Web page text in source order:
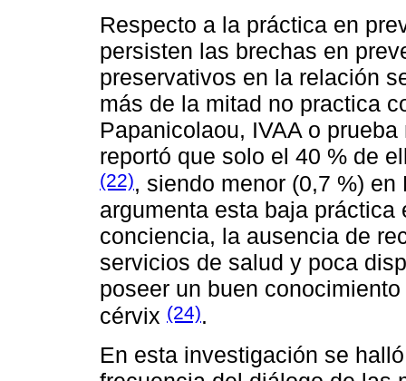
Respecto a la práctica en
persisten las brechas en
preservativos en la relación
más de la mitad no practica
Papanicolaou, IVAA o
reportó que solo el 40 % de
(22), siendo menor (0,7 %)
argumenta esta baja
conciencia, la ausencia de
servicios de salud y poca
poseer un buen
cérvix (24).
En esta investigación se